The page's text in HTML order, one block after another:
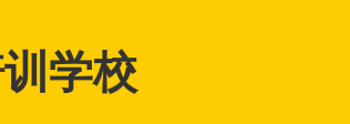
学校